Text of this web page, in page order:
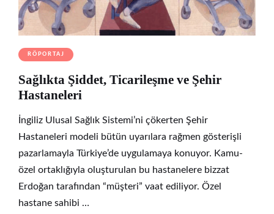
RÖPORTAJ
Sağlıkta Şiddet, Ticarileşme ve Şehir
Hastaneleri
İngiliz Ulusal Sağlık Sistemi’ni çökerten Şehir
Hastaneleri modeli bütün uyarılara rağmen gösterişli
pazarlamayla Türkiye’de uygulamaya konuyor. Kamu-
özel ortaklığıyla oluşturulan bu hastanelere bizzat
Erdoğan tarafından “müşteri” vaat ediliyor. Özel
hastane sahibi …